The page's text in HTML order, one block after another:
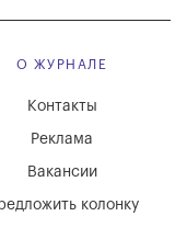
О ЖУРНАЛЕ
Вакансии
Реклама
Контакты
колонку